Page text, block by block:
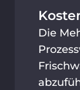
Die